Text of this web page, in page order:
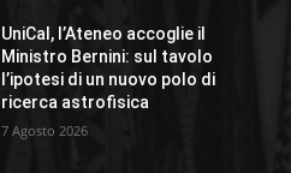
UniCal, l’Ateneo accoglie il
Ministro Bernini: sul tavolo
l’ipotesi di un nuovo polo di
ricerca astrofisica
7 Agosto 2026